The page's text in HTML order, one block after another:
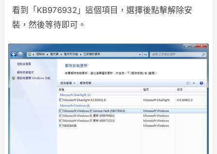
看到「KB976932」這個項目，選擇後點擊解除安
裝，然後等待即可。